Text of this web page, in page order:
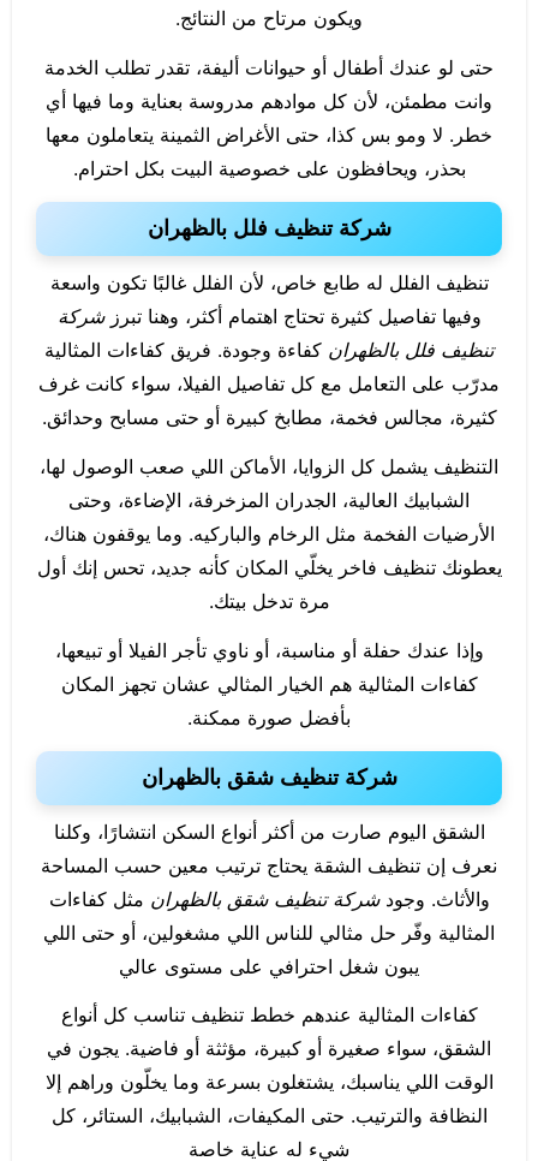
ويكون مرتاح من النتائج.
حتى لو عندك أطفال أو حيوانات أليفة، تقدر تطلب الخدمة
وانت مطمئن، لأن كل موادهم مدروسة بعناية وما فيها أي
خطر. لا ومو بس كذا، حتى الأغراض الثمينة يتعاملون معها
بحذر، ويحافظون على خصوصية البيت بكل احترام.
شركة تنظيف فلل بالظهران
تنظيف الفلل له طابع خاص، لأن الفلل غالبًا تكون واسعة
وفيها تفاصيل كثيرة تحتاج اهتمام أكثر، وهنا تبرزشركة
تنظيف فلل بالظهران كفاءة وجودة. فريق كفاءات المثالية
مدرّب على التعامل مع كل تفاصيل الفيلا، سواء كانت غرف
كثيرة، مجالس فخمة، مطابخ كبيرة أو حتى مسابح وحدائق.
التنظيف يشمل كل الزوايا، الأماكن اللي صعب الوصول لها،
الشبابيك العالية، الجدران المزخرفة، الإضاءة، وحتى
الأرضيات الفخمة مثل الرخام والباركيه. وما يوقفون هناك،
يعطونك تنظيف فاخر يخلّي المكان كأنه جديد، تحس إنك أول
مرة تدخل بيتك.
وإذا عندك حفلة أو مناسبة، أو ناوي تأجر الفيلا أو تبيعها،
كفاءات المثالية هم الخيار المثالي عشان تجهز المكان
بأفضل صورة ممكنة.
شركة تنظيف شقق بالظهران
الشقق اليوم صارت من أكثر أنواع السكن انتشارًا، وكلنا
نعرف إن تنظيف الشقة يحتاج ترتيب معين حسب المساحة
والأثاث. وجودشركة تنظيف شقق بالظهران مثل كفاءات
المثالية وفّر حل مثالي للناس اللي مشغولين، أو حتى اللي
يبون شغل احترافي على مستوى عالي
كفاءات المثالية عندهم خطط تنظيف تناسب كل أنواع
الشقق، سواء صغيرة أو كبيرة، مؤثثة أو فاضية. يجون في
الوقت اللي يناسبك، يشتغلون بسرعة وما يخلّون وراهم إلا
النظافة والترتيب. حتى المكيفات، الشبابيك، الستائر، كل
شيء له عناية خاصة